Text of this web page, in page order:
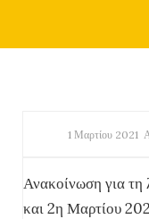
1 Μαρτίου 2021
Ανακοίνωση για τη
και 2η Μαρτίου